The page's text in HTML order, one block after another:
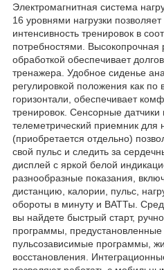
Электромагнитная система
16 уровнями нагрузки
интенсивность тренировок в
потребностями. Высокопрочная
обработкой обеспечивает
тренажера. Удобное сиденье
регулировкой положения как по
горизонтали, обеспечивает
тренировок. Сенсорные
телеметрический приемник для
(приобретается отдельно)
свой пульс и следить за
дисплей с яркой белой
разнообразные показания,
дистанцию, калории, пульс,
обороты в минуту и ВАТТы.
вы найдете быстрый старт,
программы, предустановленные
пульсозависимые программы,
восстановления.